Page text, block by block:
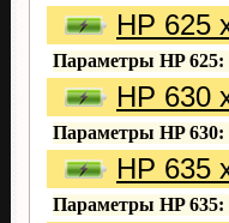
HP 625
Параметры HP 625:
HP 630
Параметры HP 630:
HP 635
Параметры HP 635: